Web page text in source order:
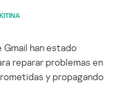
Gmail han estado
reparar problemas en
y propagando